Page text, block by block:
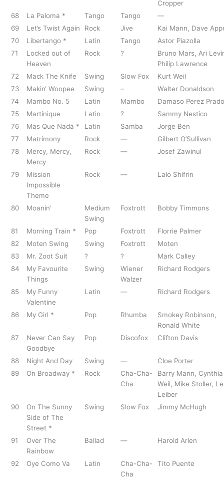
Cropper
68
La Paloma * Tango Tango
—
69
Let’s Twist Again Rock Jive
Kai Mann, Dave
70
Libertango * Latin Tango
Astor Piazolla
71
Locked out of
Heaven
Rock ?
Bruno Mars, Ari
Philip Lawrence
72
Mack The Knife Swing Slow Fox
Kurt Weil
73
Makin‘ Woopee Swing –
Walter Donaldson
74
Mambo No. 5 Latin Mambo
Damaso Perez Prado
75
Martinique Latin ?
Sammy Nestico
76
Mas Que Nada * Latin Samba
Jorge Ben
77
Matrimony Rock —
Gilbert O’Sullivan
78
Mercy, Mercy,
Mercy
Rock — Josef Zawinul
79
Mission
Impossible
Theme
Rock — Lalo Shifrin
80 Moanin‘
Medium
Swing
Foxtrott Bobby Timmons
81 Morning Train * Pop Foxtrott
Florrie Palmer
82
Moten Swing Swing Foxtrott
Moten
83
Mr. Zoot Suit ? ?
Mark Calley
84
My Favourite
Things
Swing
Wiener
Walzer
Richard Rodgers
85
My Funny
Valentine
Latin — Richard Rodgers
86 My Girl * Pop Rhumba
Smokey Robinson,
Ronald White
87
Never Can Say
Goodbye
Pop Discofox Clifton Davis
88 Night And Day Swing —
Cloe Porter
89
On Broadway * Rock
Cha-Cha-
Cha
Barry Mann, Cynthia
Weil, Mike Stoller,
Leiber
90
On The Sunny
Side of The
Street *
Swing Slow Fox Jimmy McHugh
91
Over The
Rainbow
Ballad — Harold Arlen
92 Oye Como Va Latin
Cha-Cha-
Cha
Tito Puente